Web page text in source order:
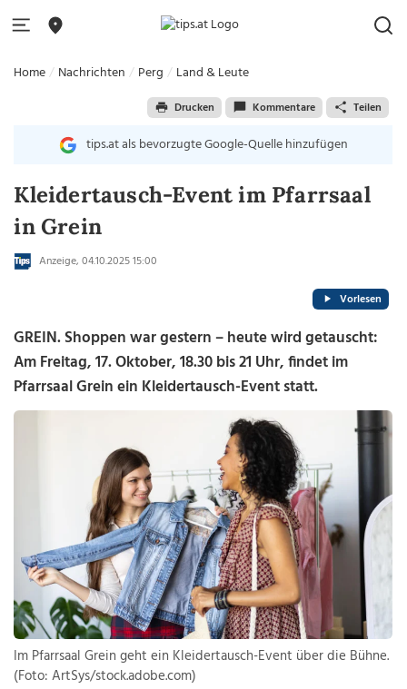
Home Nachrichten Perg Land & Leute
Drucken Kommentare Teilen
tips.at als bevorzugte Google-Quelle hinzufügen
Kleidertausch-Event im Pfarrsaal
in Grein
Anzeige,04.10.2025 15:00
Vorlesen
GREIN. Shoppen war gestern – heute wird getauscht:
Am Freitag, 17. Oktober, 18.30 bis 21 Uhr, findet im
Pfarrsaal Grein ein Kleidertausch-Event statt.
Im Pfarrsaal Grein geht ein Kleidertausch-Event über die Bühne.
(Foto: ArtSys/stock.adobe.com)